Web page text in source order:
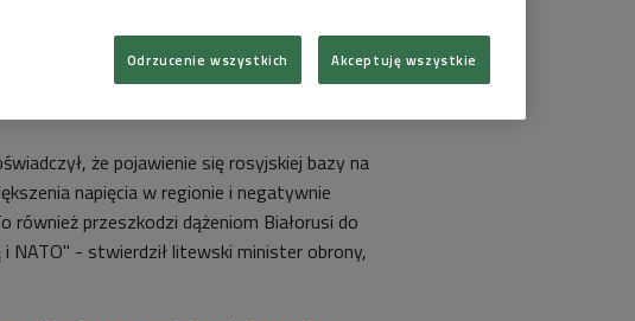
że pojawienie się rosyjskiej bazy na
napięcia w regionie i negatywnie
również przeszkodzi dążeniom Białorusi do
NATO" - stwierdził litewski minister obrony,
Odrzucenie wszystkich Akceptuję wszystkie